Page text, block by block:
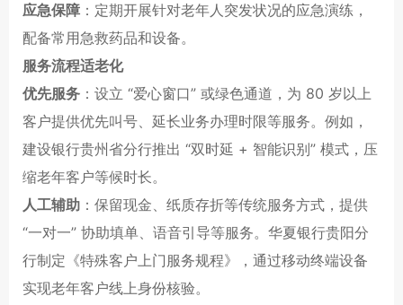
应急保障 ：定期开展针对老年人突发状况的应急演练，
配备常用急救药品和设备。
服务流程适老化
优先服务 ：设立 “爱心窗口” 或绿色通道，为 80 岁以上
客户提供优先叫号、延长业务办理时限等服务。例如，
建设银行贵州省分行推出 “双时延 + 智能识别” 模式，压
缩老年客户等候时长。
人工辅助 ：保留现金、纸质存折等传统服务方式，提供
“一对一” 协助填单、语音引导等服务。华夏银行贵阳分
行制定《特殊客户上门服务规程》，通过移动终端设备
实现老年客户线上身份核验。